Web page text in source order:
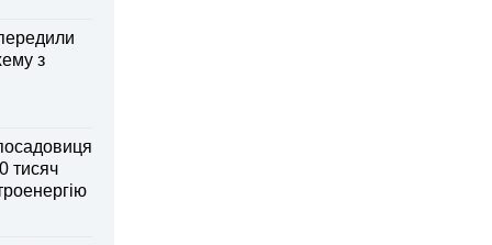
з
тисяч